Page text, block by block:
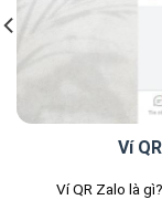
Ví
Ví QR Zalo là